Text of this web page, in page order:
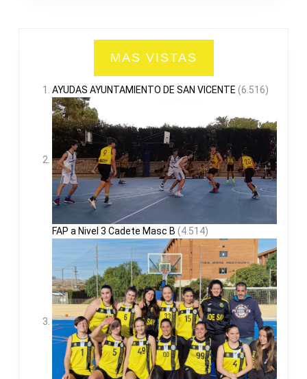
MAS VISTAS
AYUDAS AYUNTAMIENTO DE SAN VICENTE (6.516)
FAP a Nivel 3 Cadete Masc B (4.514)